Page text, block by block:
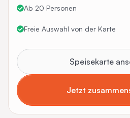
Ab 20 Personen
Freie Auswahl von der Karte
Speisekarte
Jetzt